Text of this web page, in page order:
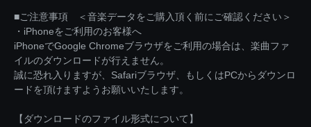
■ご注意事項 ＜音楽データをご購入頂く前にご確認ください＞
・iPhoneをご利用のお客様へ
iPhoneでGoogle Chromeブラウザをご利用の場合は、楽曲ファ
イルのダウンロードが行えません。
誠に恐れ入りますが、Safariブラウザ、もしくはPCからダウンロ
ードを頂けますようお願いいたします。
【ダウンロードのファイル形式について】